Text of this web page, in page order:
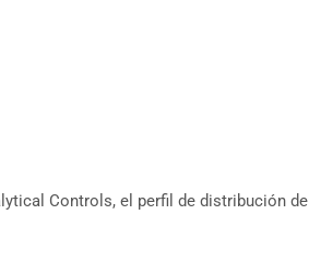
Controls, el perfil de distribución de